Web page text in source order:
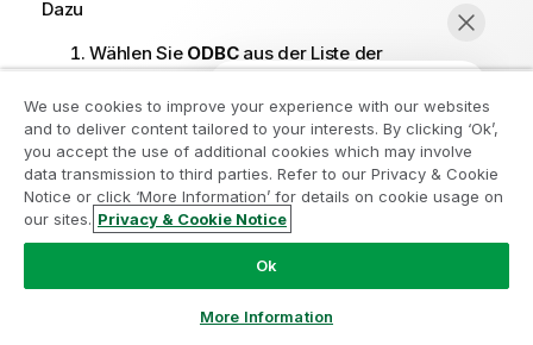
Dazu
Wählen Sie ODBCaus der Liste der
Treiber.
Aktivieren Sie nur die Treiber, die Sie zulassen
möchten.
Starten Sie denQlik Data Gateway – direkter
ZugriffDienst neu.
ODBC (über
in der Dropdown-ListeODBC-Quelle
We use cookies to improve your experience with our websites
and to deliver content tailored to your interests. By clicking ‘Ok’,
you accept the use of additional cookies which may involve
data transmission to third parties. Refer to our Privacy & Cookie
Notice or click ‘More Information’ for details on cookie usage on
our sites. Privacy & Cookie Notice
Ok
More Information